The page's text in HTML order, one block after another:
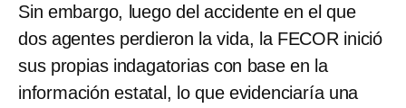
Sin embargo, luego del accidente en el que
dos agentes perdieron la vida, la FECOR inició
sus propias indagatorias con base en la
información estatal, lo que evidenciaría una